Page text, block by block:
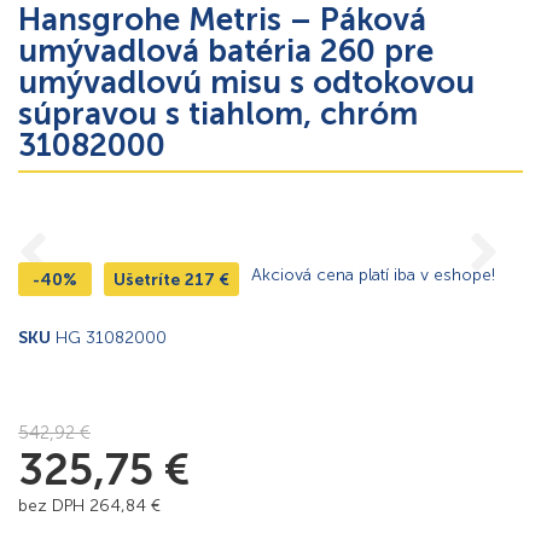
Hansgrohe Metris – Páková
umývadlová batéria 260 pre
umývadlovú misu s odtokovou
súpravou s tiahlom, chróm
31082000
-40% Ušetríte 217 € Akciová cena platí iba v eshope!
SKU HG 31082000
542,92€
325,75 €
bez DPH 264,84 €